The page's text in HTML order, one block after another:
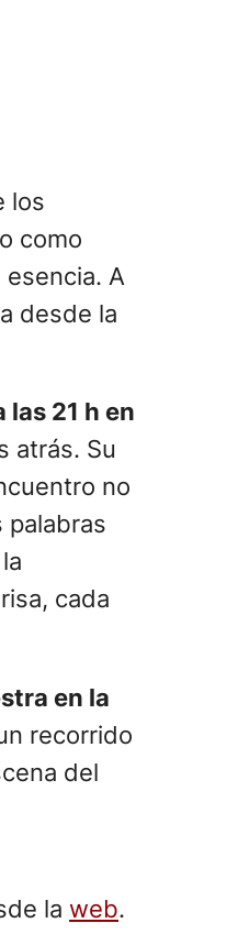
los
como
A
desde la
21 h en
atrás. Su
no
palabras
cada
en la
recorrido
del
la web.